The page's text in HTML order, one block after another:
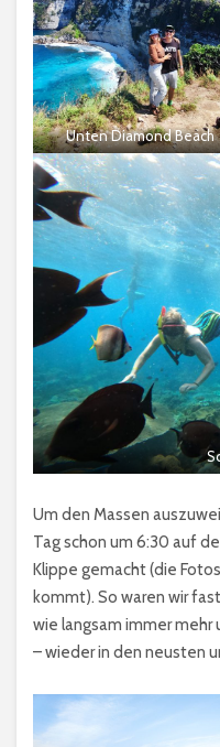
Unten Diamond Beach
Um den Massen
Tag schon um 6:30 auf
Klippe gemacht (die
kommt). So waren wir
wie langsam immer
– wieder in den neusten